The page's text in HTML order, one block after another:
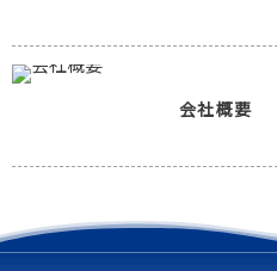
会社概要